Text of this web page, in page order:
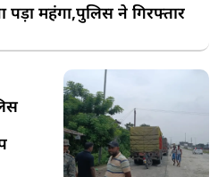
महंगा,पुलिस ने गिरफ्तार